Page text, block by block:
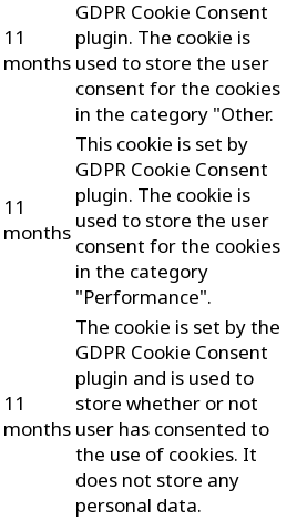
11
months
GDPR Cookie Consent
plugin. The cookie is
used to store the user
consent for the cookies
in the category "Other.
11
months
This cookie is set by
GDPR Cookie Consent
plugin. The cookie is
used to store the user
consent for the cookies
in the category
"Performance".
11
months
The cookie is set by the
GDPR Cookie Consent
plugin and is used to
store whether or not
user has consented to
the use of cookies. It
does not store any
personal data.